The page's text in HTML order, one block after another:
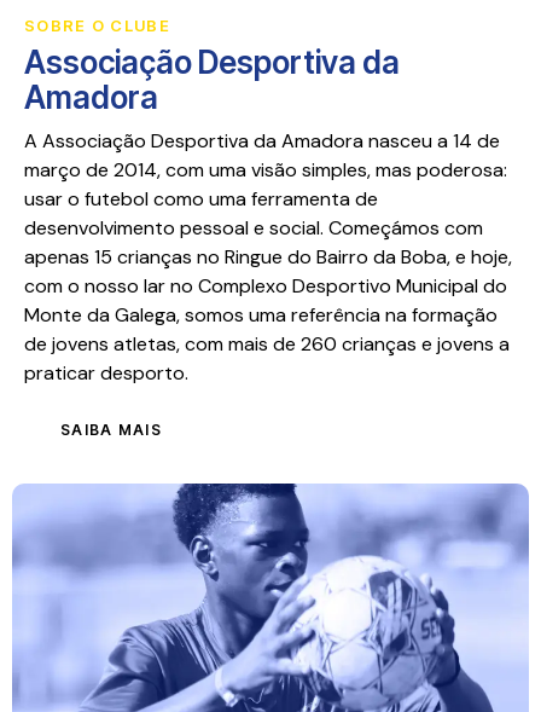
SOBRE O CLUBE
Associação Desportiva da
Amadora
A Associação Desportiva da Amadora nasceu a 14 de
março de 2014, com uma visão simples, mas poderosa:
usar o futebol como uma ferramenta de
desenvolvimento pessoal e social. Começámos com
apenas 15 crianças no Ringue do Bairro da Boba, e hoje,
com o nosso lar no Complexo Desportivo Municipal do
Monte da Galega, somos uma referência na formação
de jovens atletas, com mais de 260 crianças e jovens a
praticar desporto.
SAIBA MAIS